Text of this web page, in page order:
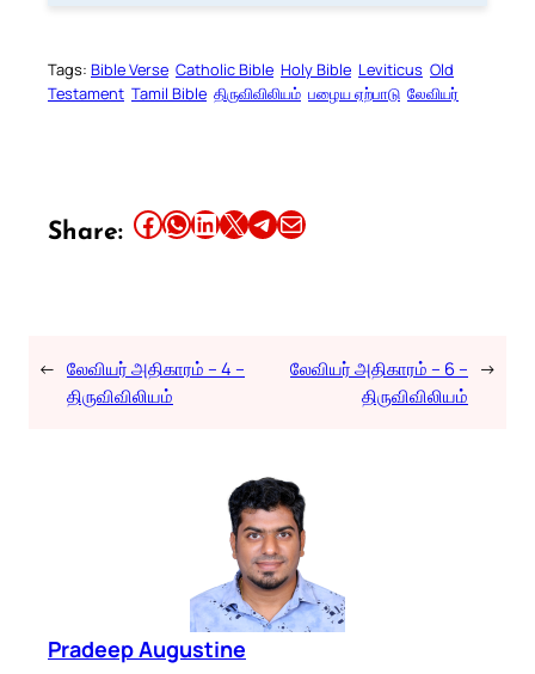
Tags: Bible Verse Catholic Bible Holy Bible Leviticus Old
Testament Tamil Bible திருவிவிலியம் பழைய ஏற்பாடு லேவியர்
Share: Share this article on Facebook Share this article on WhatsApp Share this article on LinkedIn Share this article on X Share this article on TelegramEmail this Article
← லேவியர் அதிகாரம் – 4 –
திருவிவிலியம்
லேவியர் அதிகாரம் – 6 –
திருவிவிலியம்
→
Pradeep Augustine